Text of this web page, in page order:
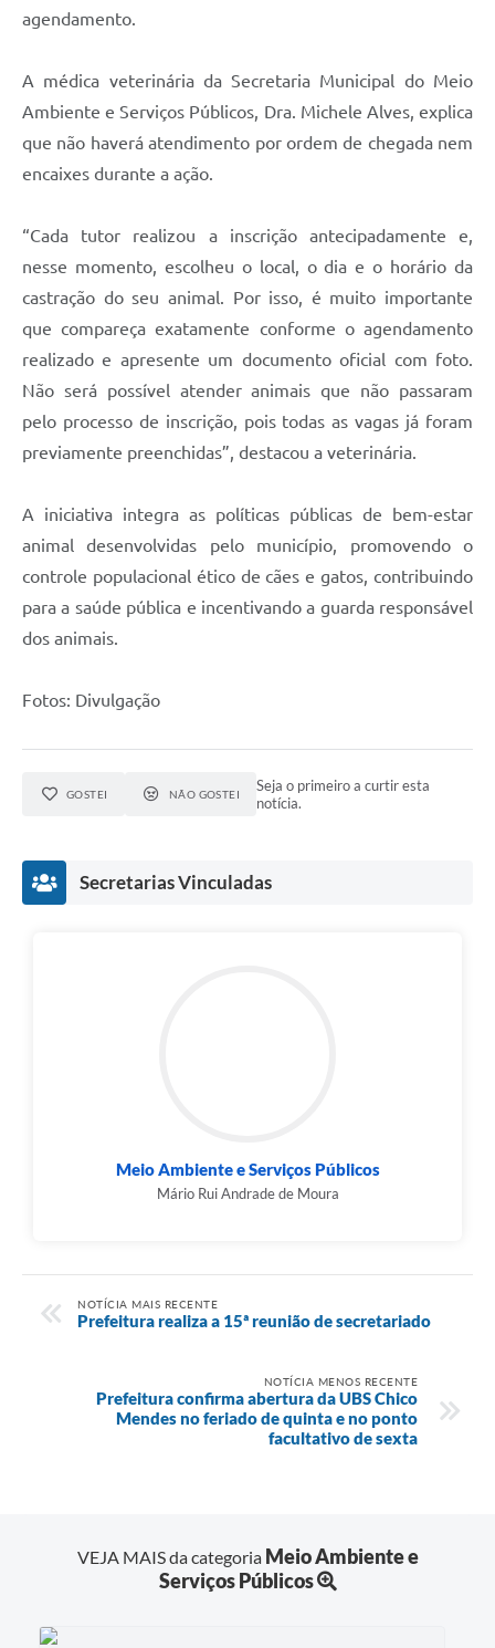
agendamento.
A médica veterinária da Secretaria Municipal do Meio
Ambiente e Serviços Públicos, Dra. Michele Alves, explica
que não haverá atendimento por ordem de chegada nem
encaixes durante a ação.
“Cada tutor realizou a inscrição antecipadamente e,
nesse momento, escolheu o local, o dia e o horário da
castração do seu animal. Por isso, é muito importante
que compareça exatamente conforme o agendamento
realizado e apresente um documento oficial com foto.
Não será possível atender animais que não passaram
pelo processo de inscrição, pois todas as vagas já foram
previamente preenchidas”, destacou a veterinária.
A iniciativa integra as políticas públicas de bem-estar
animal desenvolvidas pelo município, promovendo o
controle populacional ético de cães e gatos, contribuindo
para a saúde pública e incentivando a guarda responsável
dos animais.
Fotos: Divulgação
GOSTEI NÃO GOSTEI
Seja o primeiro a curtir esta
notícia.
Secretarias Vinculadas
Meio Ambiente e Serviços Públicos
Mário Rui Andrade de Moura
NOTÍCIA MAIS RECENTE
Prefeitura realiza a 15ª reunião de secretariado
NOTÍCIA MENOS RECENTE
Prefeitura confirma abertura da UBS Chico
Mendes no feriado de quinta e no ponto
facultativo de sexta
VEJA MAIS da categoria Meio Ambiente e
Serviços Públicos